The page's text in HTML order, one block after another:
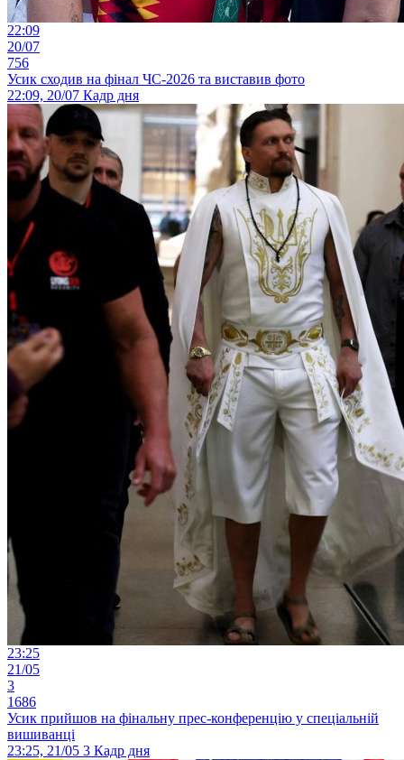
22:09
20/07
756
Усик сходив на фінал ЧС-2026 та виставив фото
22:09, 20/07 Кадр дня
23:25
21/05
3
1686
Усик прийшов на фінальну прес-конференцію у спеціальній
вишиванці
23:25, 21/05 3 Кадр дня